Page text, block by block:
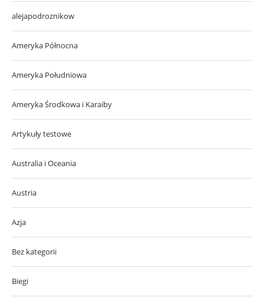
alejapodroznikow
Ameryka Północna
Ameryka Południowa
Ameryka Środkowa i Karaiby
Artykuły testowe
Australia i Oceania
Austria
Azja
Bez kategorii
Biegi